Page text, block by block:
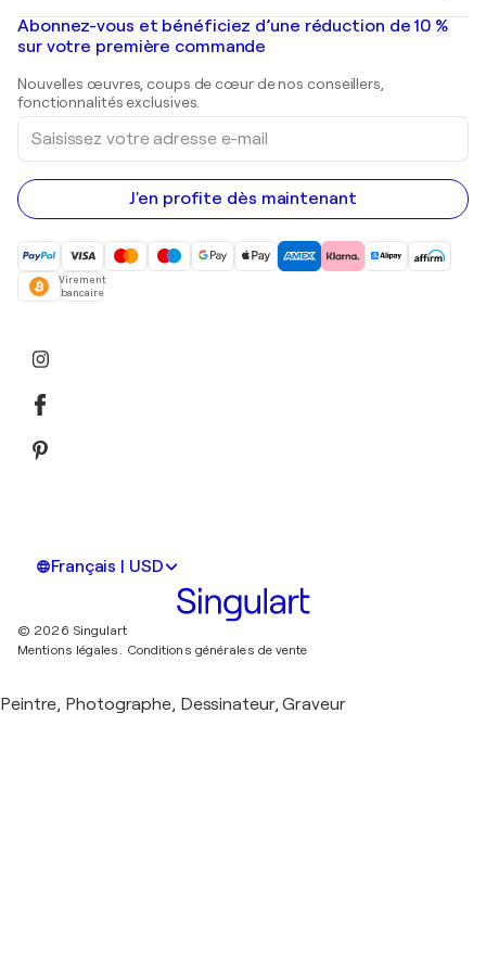
Mr. Brainwash
Shepard Fairey
Peintures de paysage
Estampes
Peintures acryliques
Galeries d'art en France
Galeries d'art en Belgique
Abonnez-vous et bénéficiez d’une réduction de 10 %
sur votre première commande
Nouvelles œuvres, coups de cœur de nos conseillers,
fonctionnalités exclusives.
Saisissez
votre
adresse
e-
mail
J'en profite dès maintenant
Virement
bancaire
Français | USD
© 2026 Singulart
Mentions légales.
Conditions générales de vente
Peintre, Photographe, Dessinateur, Graveur